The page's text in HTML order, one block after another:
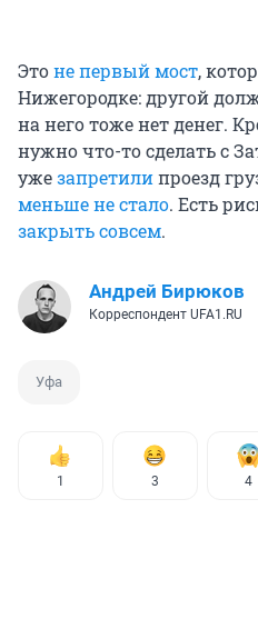
Этоне первый мост,
Нижегородке: другой
на него тоже нет денег.
нужно что-то сделать с
ужезапретилипроезд
меньше не стало. Есть
закрыть совсем.
Андрей Бирюков
Корреспондент UFA1.RU
Уфа
1 3 4